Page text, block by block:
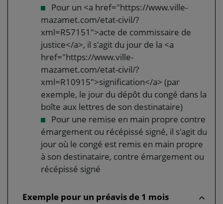
Pour un <a href="https://www.ville-
mazamet.com/etat-civil/?
xml=R57151">acte de commissaire de
justice</a>, il s'agit du jour de la <a
href="https://www.ville-
mazamet.com/etat-civil/?
xml=R10915">signification</a> (par
exemple, le jour du dépôt du congé dans la
boîte aux lettres de son destinataire)
Pour une remise en main propre contre
émargement ou récépissé signé, il s'agit du
jour où le congé est remis en main propre
à son destinataire, contre émargement ou
récépissé signé
Exemple pour un préavis de 1 mois